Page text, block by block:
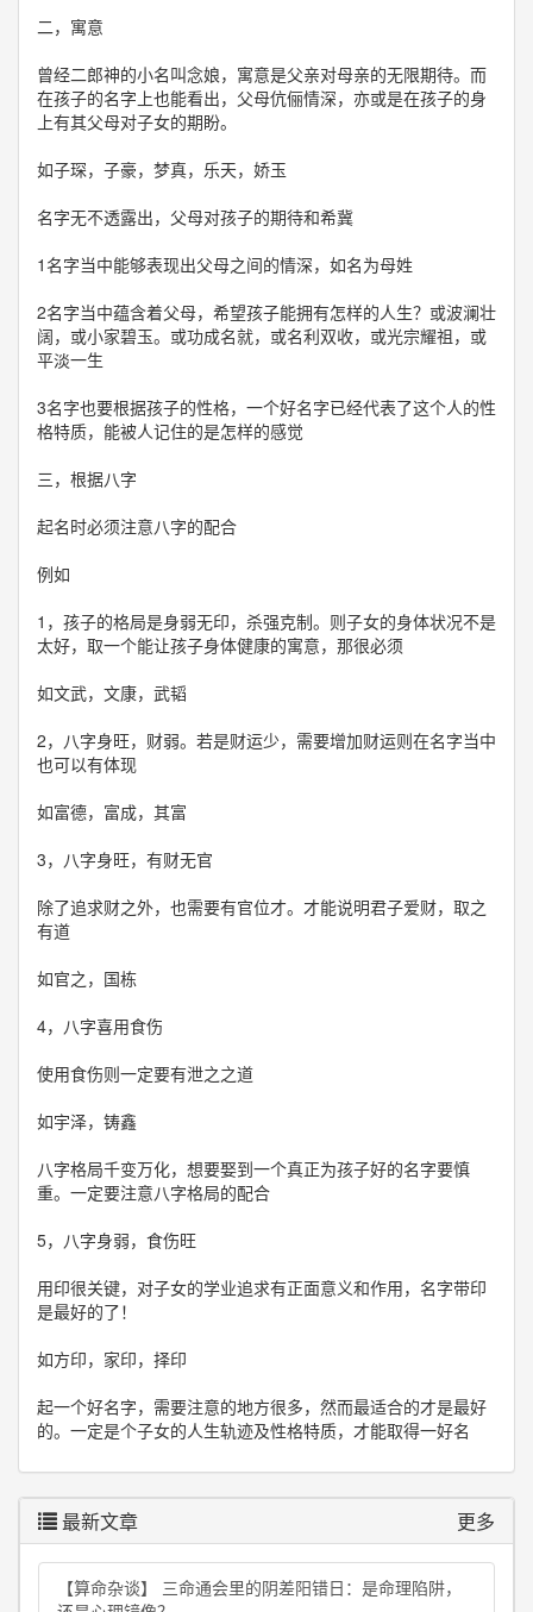
二，寓意
曾经二郎神的小名叫念娘，寓意是父亲对母亲的无限期待。而
在孩子的名字上也能看出，父母伉俪情深，亦或是在孩子的身
上有其父母对子女的期盼。
如子琛，子豪，梦真，乐天，娇玉
名字无不透露出，父母对孩子的期待和希冀
1名字当中能够表现出父母之间的情深，如名为母姓
2名字当中蕴含着父母，希望孩子能拥有怎样的人生？或波澜壮
阔，或小家碧玉。或功成名就，或名利双收，或光宗耀祖，或
平淡一生
3名字也要根据孩子的性格，一个好名字已经代表了这个人的性
格特质，能被人记住的是怎样的感觉
三，根据八字
起名时必须注意八字的配合
例如
1，孩子的格局是身弱无印，杀强克制。则子女的身体状况不是
太好，取一个能让孩子身体健康的寓意，那很必须
如文武，文康，武韬
2，八字身旺，财弱。若是财运少，需要增加财运则在名字当中
也可以有体现
如富德，富成，其富
3，八字身旺，有财无官
除了追求财之外，也需要有官位才。才能说明君子爱财，取之
有道
如官之，国栋
4，八字喜用食伤
使用食伤则一定要有泄之之道
如宇泽，铸鑫
八字格局千变万化，想要娶到一个真正为孩子好的名字要慎
重。一定要注意八字格局的配合
5，八字身弱，食伤旺
用印很关键，对子女的学业追求有正面意义和作用，名字带印
是最好的了！
如方印，家印，择印
起一个好名字，需要注意的地方很多，然而最适合的才是最好
的。一定是个子女的人生轨迹及性格特质，才能取得一好名
最新文章 更多
【算命杂谈】 三命通会里的阴差阳错日：是命理陷阱，